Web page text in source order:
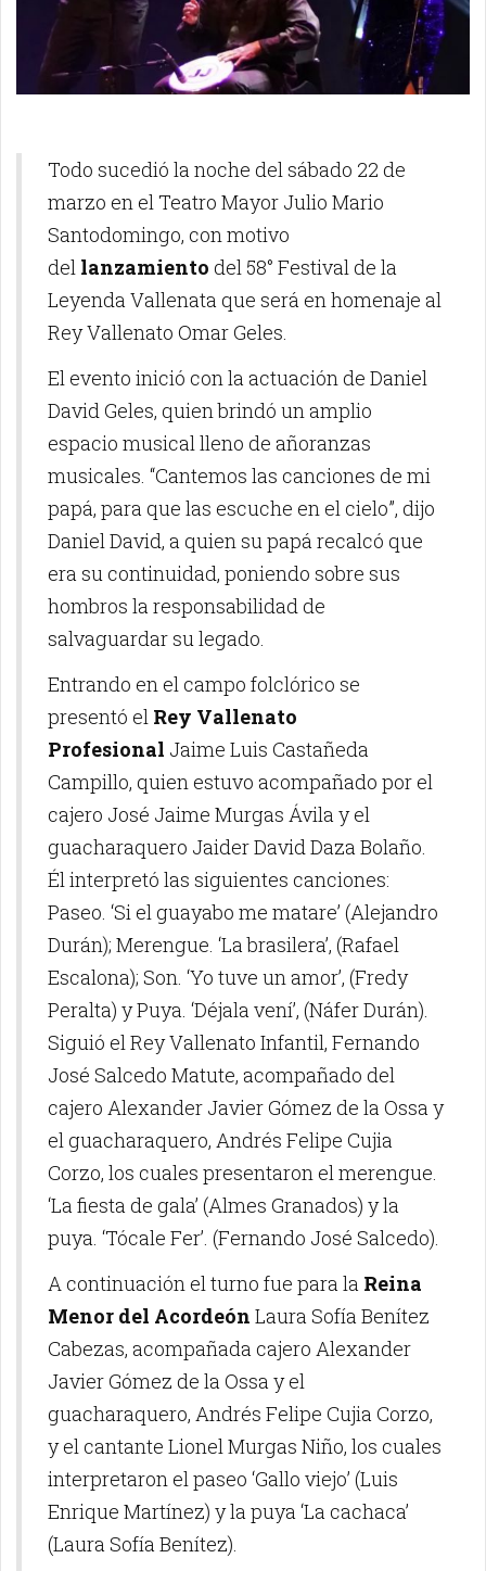
Todo sucedió la noche del sábado 22 de
marzo en el Teatro Mayor Julio Mario
Santodomingo, con motivo
del lanzamiento del 58° Festival de la
Leyenda Vallenata que será en homenaje al
Rey Vallenato Omar Geles.
El evento inició con la actuación de Daniel
David Geles, quien brindó un amplio
espacio musical lleno de añoranzas
musicales. “Cantemos las canciones de mi
papá, para que las escuche en el cielo”, dijo
Daniel David, a quien su papá recalcó que
era su continuidad, poniendo sobre sus
hombros la responsabilidad de
salvaguardar su legado.
Entrando en el campo folclórico se
presentó el Rey Vallenato
Profesional Jaime Luis Castañeda
Campillo, quien estuvo acompañado por el
cajero José Jaime Murgas Ávila y el
guacharaquero Jaider David Daza Bolaño.
Él interpretó las siguientes canciones:
Paseo. ‘Si el guayabo me matare’ (Alejandro
Durán); Merengue. ‘La brasilera’, (Rafael
Escalona); Son. ‘Yo tuve un amor’, (Fredy
Peralta) y Puya. ‘Déjala vení’, (Náfer Durán).
Siguió el Rey Vallenato Infantil, Fernando
José Salcedo Matute, acompañado del
cajero Alexander Javier Gómez de la Ossa y
el guacharaquero, Andrés Felipe Cujia
Corzo, los cuales presentaron el merengue.
‘La fiesta de gala’ (Almes Granados) y la
puya. ‘Tócale Fer’. (Fernando José Salcedo).
A continuación el turno fue para la Reina
Menor del Acordeón Laura Sofía Benítez
Cabezas, acompañada cajero Alexander
Javier Gómez de la Ossa y el
guacharaquero, Andrés Felipe Cujia Corzo,
y el cantante Lionel Murgas Niño, los cuales
interpretaron el paseo ‘Gallo viejo’ (Luis
Enrique Martínez) y la puya ‘La cachaca’
(Laura Sofía Benítez).